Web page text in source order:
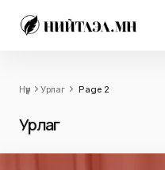
Нүүр Урлаг Page 2
Урлаг